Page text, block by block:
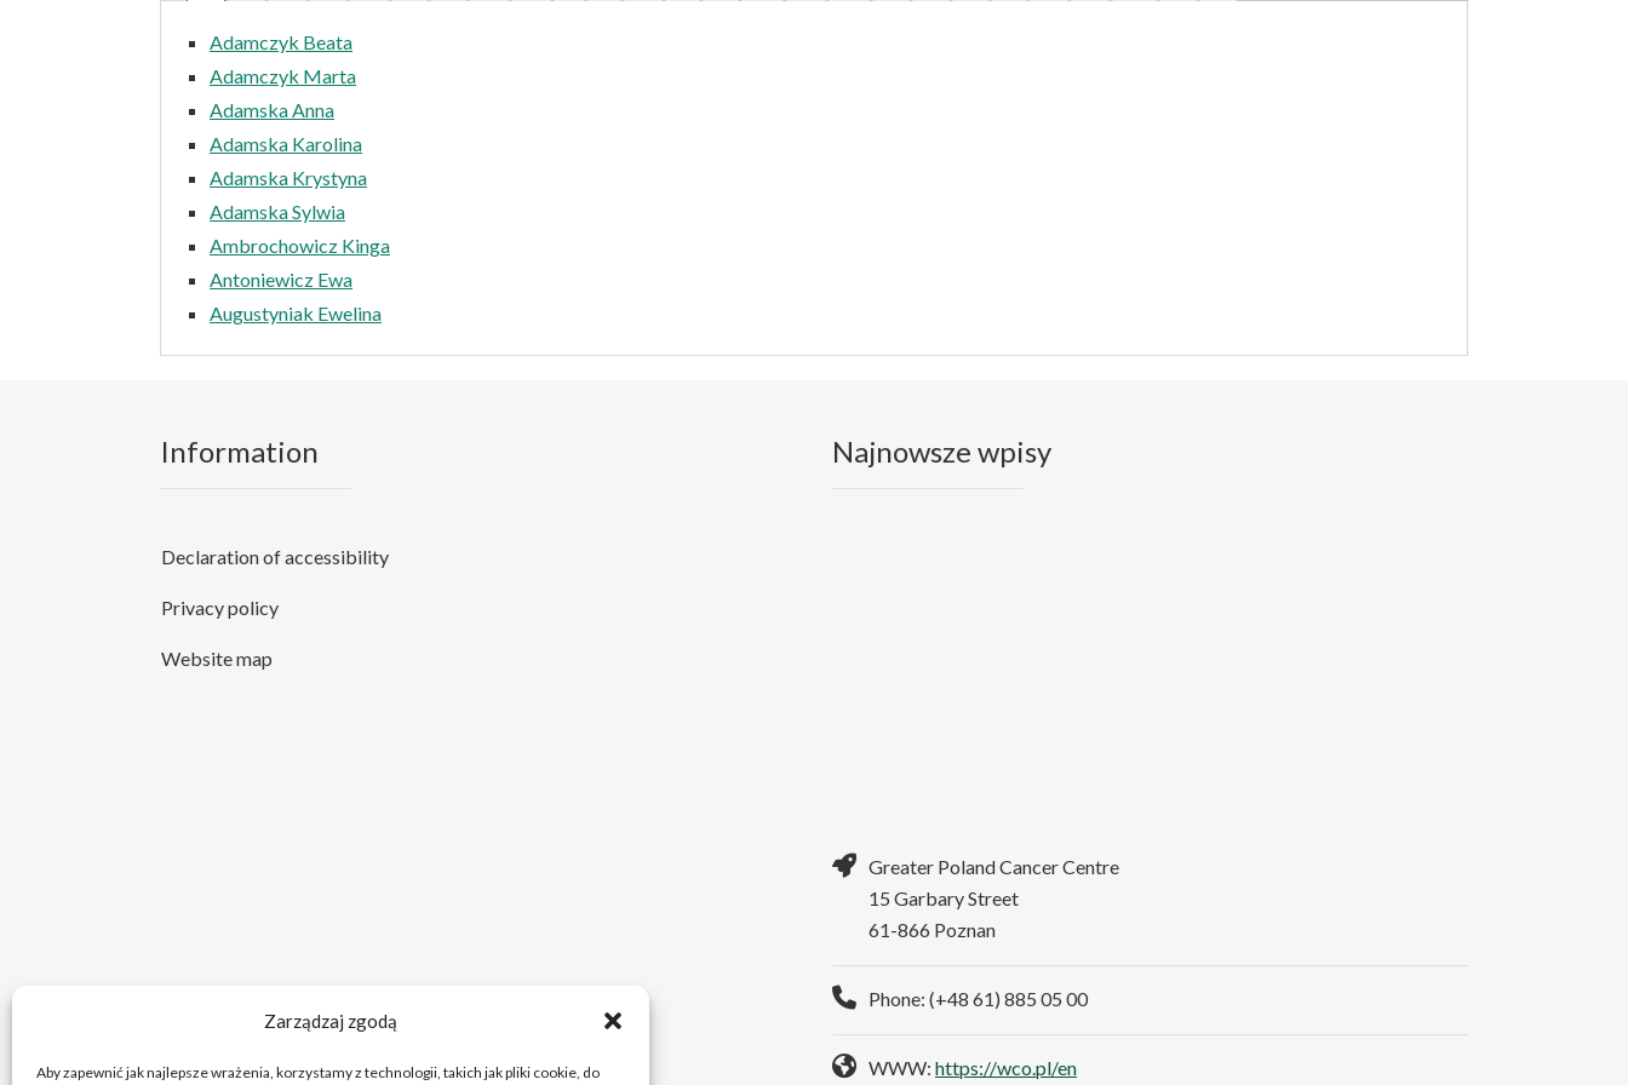
Zarządzaj zgodą
Aby zapewnić jak najlepsze wrażenia, korzystamy z technologii, takich jak pliki cookie, do
Adamczyk Beata
Adamczyk Marta
Adamska Anna
Adamska Karolina
Adamska Krystyna
Adamska Sylwia
Ambrochowicz Kinga
Antoniewicz Ewa
Augustyniak Ewelina
Information
Declaration of accessibility
Privacy policy
Website map
Najnowsze wpisy
Greater Poland Cancer Centre
15 Garbary Street
61-866 Poznan
Phone: (+48 61) 885 05 00
WWW: https://wco.pl/en